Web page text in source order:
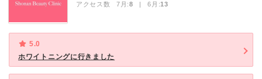
アクセス数 7月:8 | 6月:13
5.0
ホワイトニングに行きました